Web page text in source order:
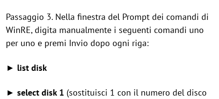
Passaggio 3. Nella finestra del Prompt dei comandi di
WinRE, digita manualmente i seguenti comandi uno
per uno e premi Invio dopo ogni riga:
► list disk
► select disk 1 (sostituisci 1 con il numero del disco